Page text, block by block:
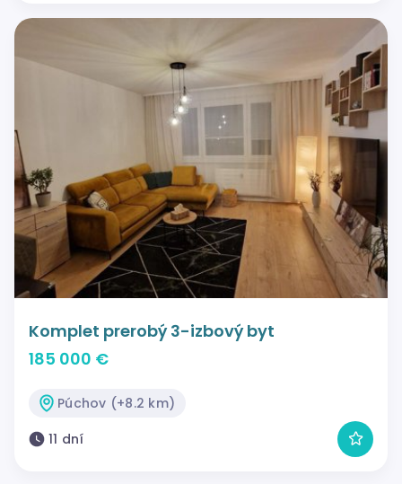
Komplet prerobý 3-izbový byt
185 000 €
Púchov (+8.2 km)
11 dní